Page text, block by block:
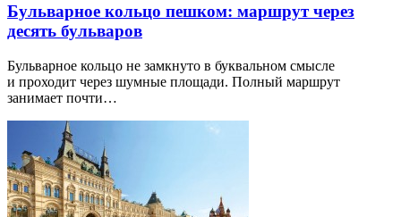
Бульварное кольцо пешком: маршрут через
десять бульваров
Бульварное кольцо не замкнуто в буквальном смысле
и проходит через шумные площади. Полный маршрут
занимает почти…